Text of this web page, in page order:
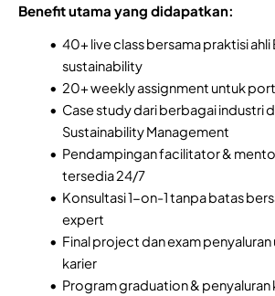
Benefit utama yang didapatkan:
40+ live class bersama praktisi ahli
sustainability
20+ weekly assignment untuk
Case study dari berbagai industri
Sustainability Management
Pendampingan facilitator &
tersedia 24/7
Konsultasi 1-on-1 tanpa batas
expert
Final project dan exam
karier
Program graduation & penyaluran